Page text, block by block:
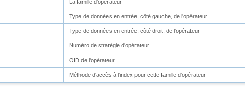
La famille d'opérateur
Type de données en entrée, côté gauche, de l'opérateur
Type de données en entrée, côté droit, de l'opérateur
Numéro de stratégie d'opérateur
OID de l'opérateur
Méthode d'accès à l'index pour cette famille d'opérateur